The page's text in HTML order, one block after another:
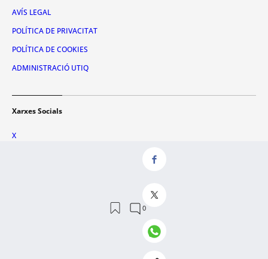
AVÍS LEGAL
POLÍTICA DE PRIVACITAT
POLÍTICA DE COOKIES
ADMINISTRACIÓ UTIQ
Xarxes Socials
X